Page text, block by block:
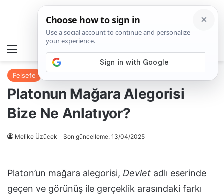
Menü
Matematiksel
Felsefe
Platonun Mağara Alegorisi
Bize Ne Anlatıyor?
Melike Üzücek Son güncelleme: 13/04/2025
Platon’un mağara alegorisi, Devlet adlı eserinde
geçen ve görünüş ile gerçeklik arasındaki farkı